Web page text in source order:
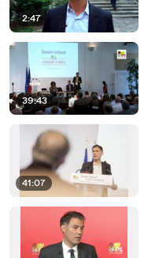
2:47
39:43
41:07